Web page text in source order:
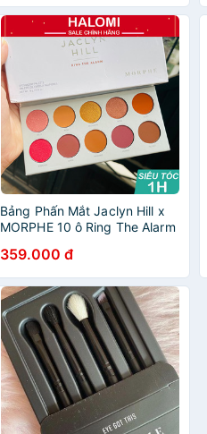
Bảng Phấn Mắt Jaclyn Hill x
MORPHE 10 ô Ring The Alarm
359.000 đ